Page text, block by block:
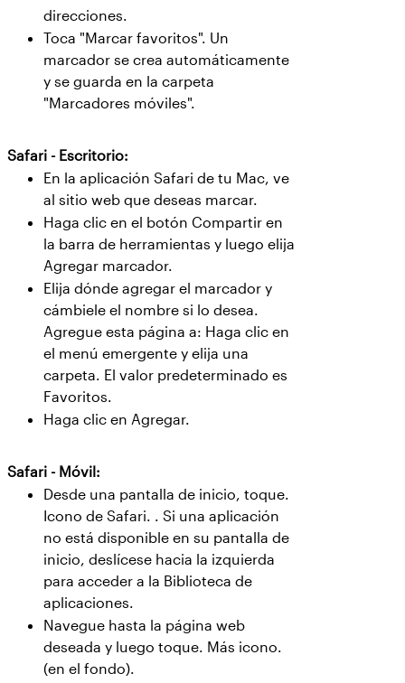
direcciones.
Toca "Marcar favoritos". Un
marcador se crea automáticamente
y se guarda en la carpeta
"Marcadores móviles".
Safari - Escritorio:
En la aplicación Safari de tu Mac, ve
al sitio web que deseas marcar.
Haga clic en el botón Compartir en
la barra de herramientas y luego elija
Agregar marcador.
Elija dónde agregar el marcador y
cámbiele el nombre si lo desea.
Agregue esta página a: Haga clic en
el menú emergente y elija una
carpeta. El valor predeterminado es
Favoritos.
Haga clic en Agregar.
Safari - Móvil:
Desde una pantalla de inicio, toque.
Icono de Safari. . Si una aplicación
no está disponible en su pantalla de
inicio, deslícese hacia la izquierda
para acceder a la Biblioteca de
aplicaciones.
Navegue hasta la página web
deseada y luego toque. Más icono.
(en el fondo).